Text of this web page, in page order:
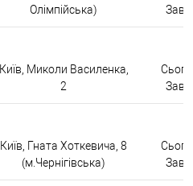
Олімпійська)
Київ, Миколи Василенка,
2
Київ, Гната Хоткевича, 8
(м.Чернігівська)